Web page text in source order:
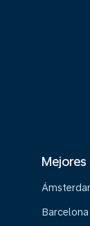
Barcelona